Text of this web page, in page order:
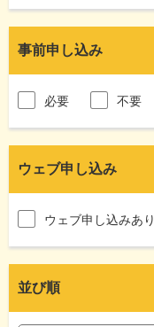
事前申し込み
必要 不要
ウェブ申し込み
ウェブ申し込みあり
並び順